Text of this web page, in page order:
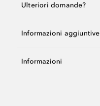
Ulteriori domande?
Informazioni aggiuntive
Informazioni